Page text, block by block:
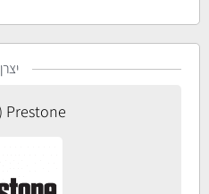
יצרן
Prestone (פרסטון)